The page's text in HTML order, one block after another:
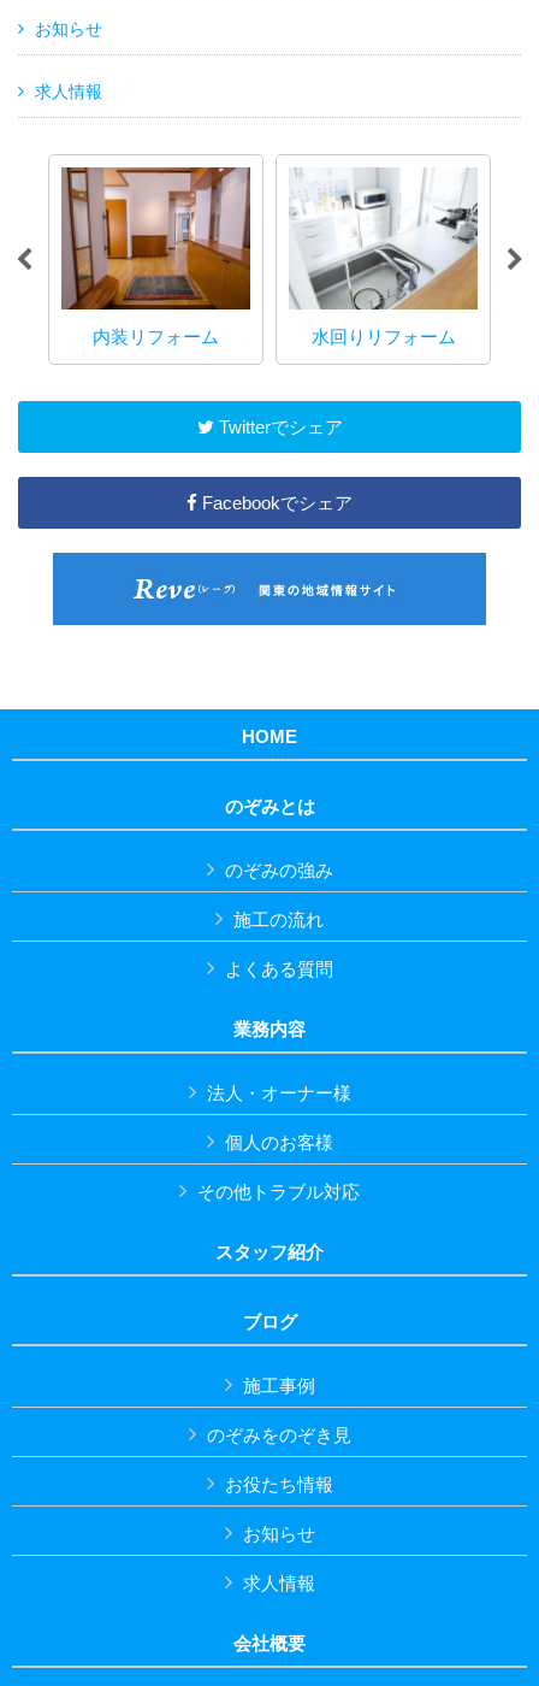
お知らせ
求人情報
内装リフォーム 水回りリフォーム
Twitterでシェア
Facebookでシェア
HOME
のぞみとは
のぞみの強み
施工の流れ
よくある質問
業務内容
法人・オーナー様
個人のお客様
その他トラブル対応
スタッフ紹介
ブログ
施工事例
のぞみをのぞき見
お役たち情報
お知らせ
求人情報
会社概要